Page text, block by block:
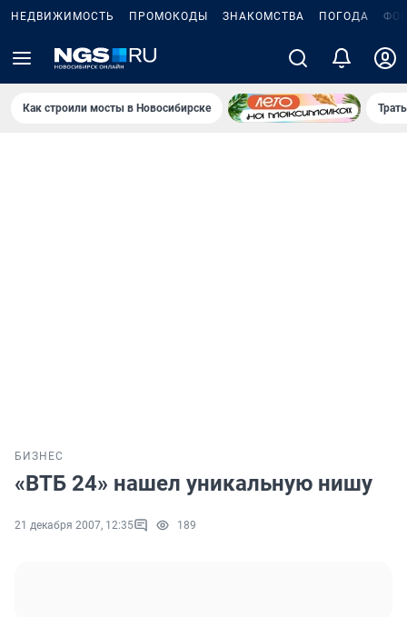
НЕДВИЖИМОСТЬ ПРОМОКОДЫ ЗНАКОМСТВА ПОГОДА
Как строили мосты в Новосибирске
БИЗНЕС
«ВТБ 24» нашел уникальную нишу
21 декабря 2007, 12:35 189